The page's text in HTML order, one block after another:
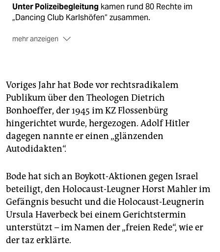
Unter Polizeibegleitung kamen rund 80 Rechte im
„Dancing Club Karlshöfen“ zusammen.
mehr anzeigen
Unter dem Namen „Lunikoff“trat Michael Regener
auf. Er war Kopf der verbotenen Rechtsrockband
„Landser“.
Fotos zeigenauch die Bremer Rechten Andreas
Hackmann und Henrik Ostendorf.
Nachhinein von der NPD und will von nichts gewusst
haben.
Niedersachsens NPD-LandesgeschäftsführerUlrich
Eigenfeld sagte der taz, es habe ein regulärer
Mietvertrag bestanden.
Voriges Jahr hat Bode vor rechtsradikalem
Publikum über den Theologen Dietrich
Bonhoeffer, der 1945 im KZ Flossenbürg
hingerichtet wurde, hergezogen. Adolf Hitler
dagegen nannte er einen „glänzenden
Autodidakten“.
Bode hat sich an Boykott-Aktionen gegen Israel
beteiligt, den Holocaust-Leugner Horst Mahler im
Gefängnis besucht und die Holocaust-Leugnerin
Ursula Haverbeck bei einem Gerichtstermin
unterstützt – im Namen der „freien Rede“, wie er
der taz erklärte.